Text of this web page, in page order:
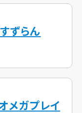
ずらん
メガプレイ